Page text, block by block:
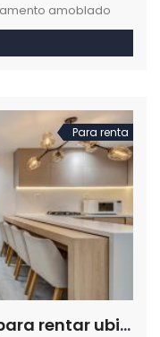
amoblado
Poblado.
Para renta
Apartamento disponible para rentar ubicado en el sector de Las Vegas en Medellín